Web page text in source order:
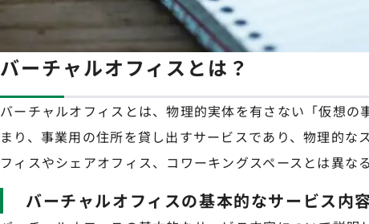
バーチャルオフィスとは？
バーチャルオフィスとは、物理的実体を有さない「仮想の
まり、事業用の住所を貸し出すサービスであり、物理的な
フィスやシェアオフィス、コワーキングスペースとは異な
バーチャルオフィスの基本的なサービス内